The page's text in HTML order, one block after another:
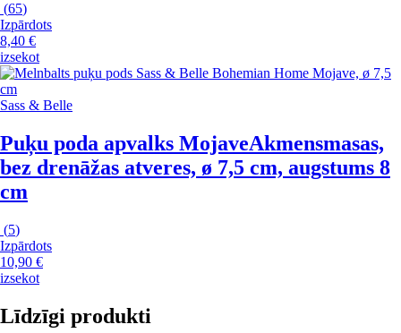
(65)
Izpārdots
8,40 €
izsekot
Sass & Belle
Puķu poda apvalks MojaveAkmensmasas,
bez drenāžas atveres, ø 7,5 cm, augstums 8
cm
(5)
Izpārdots
10,90 €
izsekot
Līdzīgi produkti